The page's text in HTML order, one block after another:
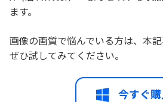
ます。
画像の画質で悩んでいる方は、本
ぜひ試してみてください。
今すぐ